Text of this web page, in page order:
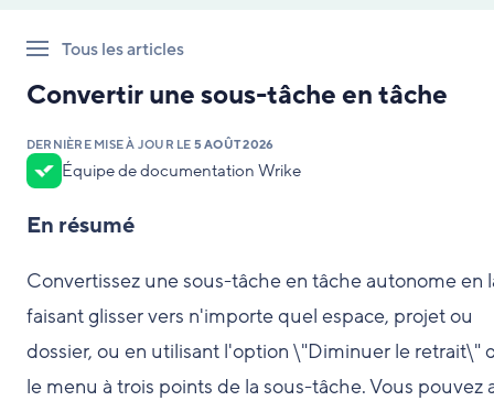
Tous les articles
Convertir une sous-tâche en tâche
DERNIÈRE MISE À JOUR LE 5 AOÛT 2026
Équipe de documentation Wrike
En résumé
Convertissez une sous-tâche en tâche autonome en
faisant glisser vers n'importe quel espace, projet ou
dossier, ou en utilisant l'option \"Diminuer le retrait\"
le menu à trois points de la sous-tâche. Vous pouvez